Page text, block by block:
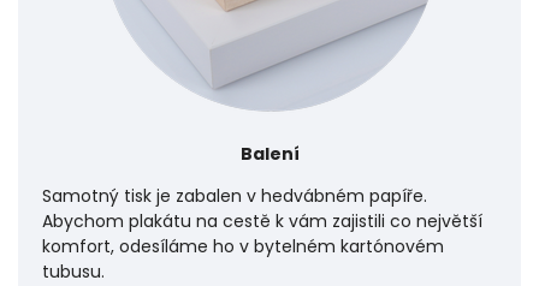
Balení
Samotný tisk je zabalen v hedvábném papíře.
Abychom plakátu na cestě k vám zajistili co největší
komfort, odesíláme ho v bytelném kartónovém
tubusu.